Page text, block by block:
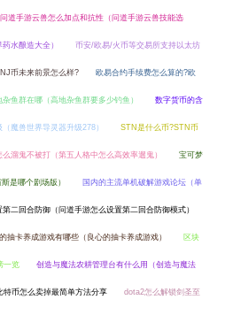
问道手游云兽怎么加点和抗性（问道手游云兽技能选
水酿造大全） 币安/欧易/火币等交易所支持以太坊
币未来前景怎么样? 欧易合约手续费怎么算的?欧
杂鱼群在哪（高地杂鱼群要多少钓鱼） 数字货币的含
魔兽世界导灵器升级278） STN是什么币?STN币
溜鬼不被打（第五人格中怎么高效率遛鬼） 宝可梦
是哪个剧场版） 国内的主流单机破解游戏论坛（单
二回合防御（问道手游怎么设置第二回合防御模式）
抽卡养成游戏有哪些（良心的抽卡养成游戏） 区块
一览 创造与魔法农耕管理台有什么用（创造与魔法
特币怎么卖掉最简单方法分享 dota2怎么解锁剑圣至